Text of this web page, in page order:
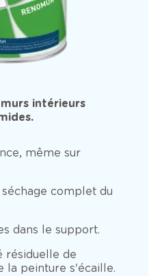
intérieurs
même sur
complet du
dans le support.
résiduelle de
la peinture s'écaille.